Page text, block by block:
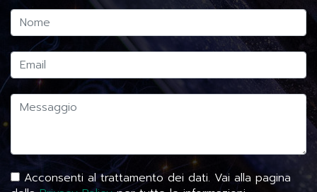
Acconsenti al trattamento dei dati. Vai alla pagina